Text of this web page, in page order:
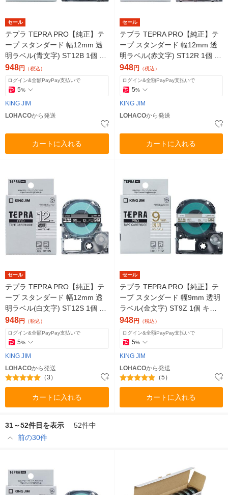
セール
テプラ TEPRA PRO【純正】テ
ープ スタンダード 幅12mm 透
明ラベル(青文字) ST12B 1個 キ
ングジム
948円 （税込）
ログイン&全額PayPay支払いで
5%
KING JIM
LOHACOから発送
カートに入れる
セール
テプラ TEPRA PRO【純正】テ
ープ スタンダード 幅12mm 透
明ラベル(赤文字) ST12R 1個 キ
ングジム
948円 （税込）
ログイン&全額PayPay支払いで
5%
KING JIM
LOHACOから発送
カートに入れる
セール
テプラ TEPRA PRO【純正】テ
ープ スタンダード 幅12mm 透
明ラベル(白文字) ST12S 1個 キ
ングジム
948円 （税込）
ログイン&全額PayPay支払いで
5%
KING JIM
LOHACOから発送
（3）
カートに入れる
セール
テプラ TEPRA PRO【純正】テ
ープ スタンダード 幅9mm 透明
ラベル(金文字) ST9Z 1個 キン
グジム
948円 （税込）
ログイン&全額PayPay支払いで
5%
KING JIM
LOHACOから発送
（5）
カートに入れる
31～52件目を表示
52件中
前の30件